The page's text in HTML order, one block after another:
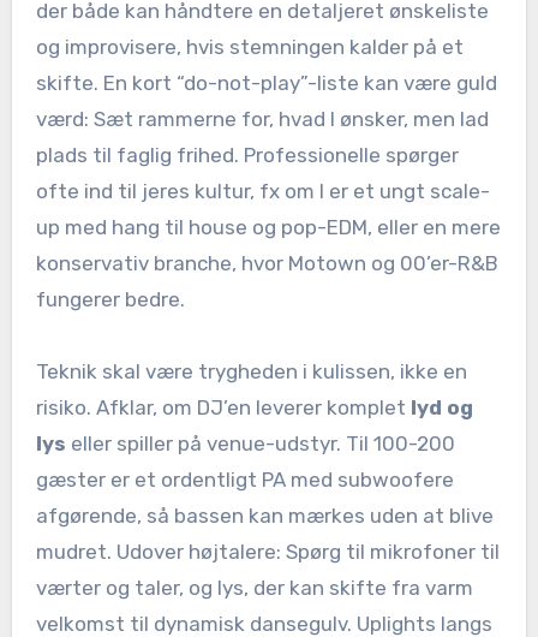
der både kan håndtere en detaljeret ønskeliste
og improvisere, hvis stemningen kalder på et
skifte. En kort “do-not-play”-liste kan være guld
værd: Sæt rammerne for, hvad I ønsker, men lad
plads til faglig frihed. Professionelle spørger
ofte ind til jeres kultur, fx om I er et ungt scale-
up med hang til house og pop-EDM, eller en mere
konservativ branche, hvor Motown og 00’er-R&B
fungerer bedre.
Teknik skal være trygheden i kulissen, ikke en
risiko. Afklar, om DJ’en leverer komplet lyd og
lys eller spiller på venue-udstyr. Til 100-200
gæster er et ordentligt PA med subwoofere
afgørende, så bassen kan mærkes uden at blive
mudret. Udover højtalere: Spørg til mikrofoner til
værter og taler, og lys, der kan skifte fra varm
velkomst til dynamisk dansegulv. Uplights langs